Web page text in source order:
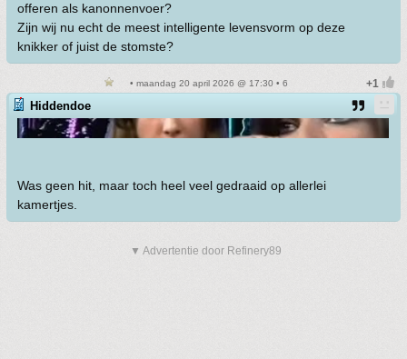
offeren als kanonnenvoer?
Zijn wij nu echt de meest intelligente levensvorm op deze
knikker of juist de stomste?
• maandag 20 april 2026 @ 17:30 • 6
Hiddendoe
Was geen hit, maar toch heel veel gedraaid op allerlei
kamertjes.
▼ Advertentie door Refinery89